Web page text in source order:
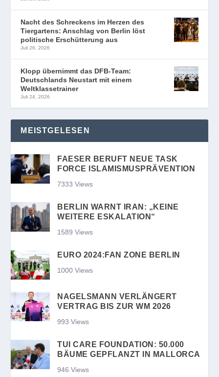
Nacht des Schreckens im Herzen des
Tiergartens: Anschlag von Berlin löst
politische Erschütterung aus
Juli 26, 2026
Klopp übernimmt das DFB-Team:
Deutschlands Neustart mit einem
Weltklassetrainer
Juli 24, 2026
MEISTGELESEN
FAESER BERUFT NEUE TASK
FORCE ISLAMISMUSPRÄVENTION
7333 Views
BERLIN WARNT IRAN: „KEINE
WEITERE ESKALATION“
1589 Views
EURO 2024:FAN ZONE BERLIN
1000 Views
NAGELSMANN VERLÄNGERT
VERTRAG BIS ZUR WM 2026
993 Views
TUI CARE FOUNDATION: 50.000
BÄUME GEPFLANZT IN MALLORCA
946 Views